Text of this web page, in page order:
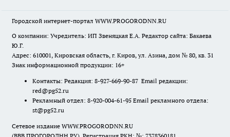
Городской интернет-портал WWW.PROGORODNN.RU
О компании: Учредитель: ИП Звеняцкая Е.А. Редактор сайта: Бакаева
Ю.Г.
Адрес: 610001, Кировская область, г. Киров, ул. Азина, дом № 80, кв. 31
Знак информационной продукции: 16+
Контакты: Редакция: 8-927-669-90-87 Email редакции:
red@pg52.ru
Рекламный отдел: 8-920-004-61-95 Email рекламного отдела:
st@pg52.ru
Сетевое издание WWW.PROGORODNN.RU